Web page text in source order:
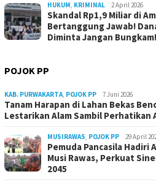
HUKUM, KRIMINAL 2 April 2026
Skandal Rp1,9 Miliar di
Bertanggung Jawab!
Diminta Jangan Bungkam!
POJOK PP
KAB. PURWAKARTA, POJOK PP 7 Juni 2026
Tanam Harapan di Lahan Bekas
Lestarikan Alam Sambil Perhatikan
MUSIRAWAS, POJOK PP 29 April
Pemuda Pancasila Hadiri
Musi Rawas, Perkuat
2045